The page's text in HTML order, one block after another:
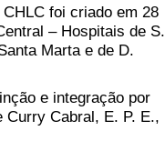
CHLC foi criado em 28
– Hospitais de S.
Marta e de D.
e integração por
Curry Cabral, E. P. E.,